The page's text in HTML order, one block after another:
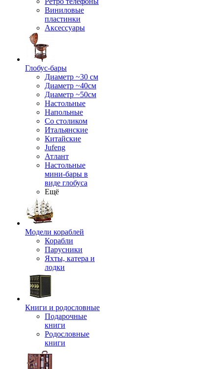
Виниловые
пластинки
Аксессуары
Глобус-бары
Диаметр ~30 см
Диаметр ~40см
Диаметр ~50см
Настольные
Напольные
Со столиком
Итальянские
Китайские
Jufeng
Атлант
Настольные
мини-бары в
виде глобуса
Ещё
Модели кораблей
Корабли
Парусники
Яхты, катера и
лодки
Книги и родословные
Подарочные
книги
Родословные
книги